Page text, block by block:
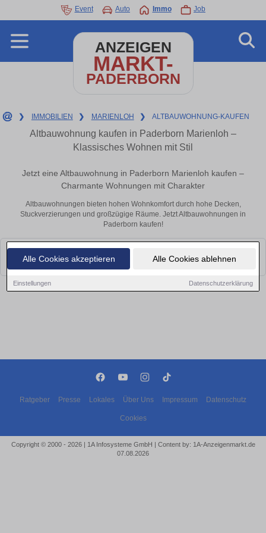
Alle Cookies akzeptieren Alle Cookies ablehnen
Einstellungen Datenschutzerklärung
Event Auto Immo Job
ANZEIGEN
MARKT-
PADERBORN
❯ IMMOBILIEN ❯ MARIENLOH ❯ ALTBAUWOHNUNG-KAUFEN
Altbauwohnung kaufen in Paderborn Marienloh –
Klassisches Wohnen mit Stil
Jetzt eine Altbauwohnung in Paderborn Marienloh kaufen –
Charmante Wohnungen mit Charakter
Altbauwohnungen bieten hohen Wohnkomfort durch hohe Decken,
Stuckverzierungen und großzügige Räume. Jetzt Altbauwohnungen in
Paderborn kaufen!
Leider konnten wir derzeit keine passenden Objekte finden. Schauen Sie
bald wieder vorbei!
Ratgeber Presse Lokales Über Uns Impressum Datenschutz
Cookies
Copyright © 2000 - 2026 | 1A Infosysteme GmbH | Content by: 1A-Anzeigenmarkt.de
07.08.2026